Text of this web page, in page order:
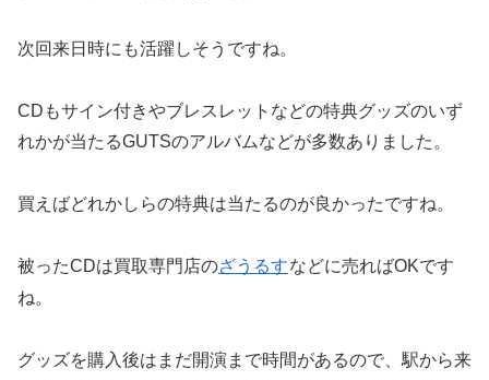
次回来日時にも活躍しそうですね。
CDもサイン付きやブレスレットなどの特典グッズのいず
れかが当たるGUTSのアルバムなどが多数ありました。
買えばどれかしらの特典は当たるのが良かったですね。
被ったCDは買取専門店のざうるすなどに売ればOKです
ね。
グッズを購入後はまだ開演まで時間があるので、駅から来